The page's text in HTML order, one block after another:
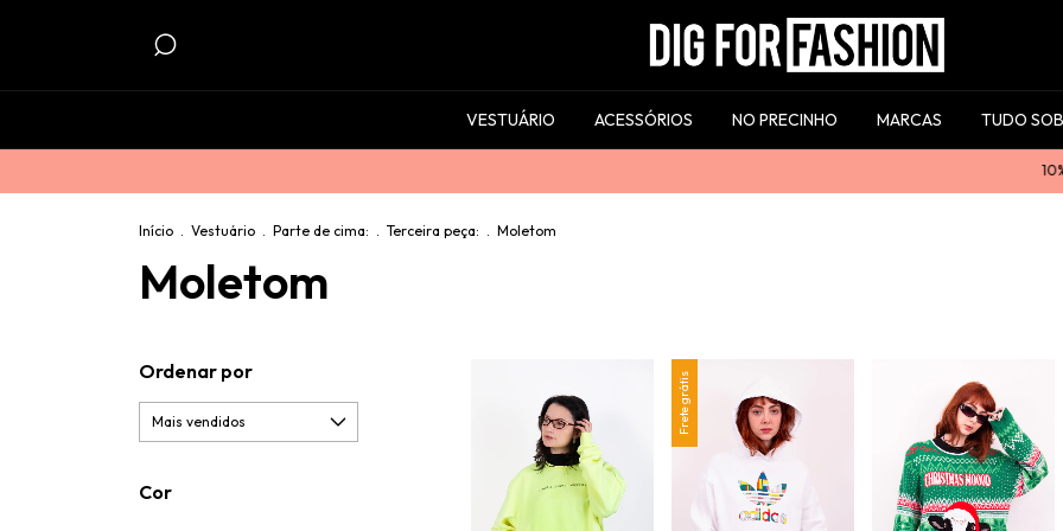
VESTUÁRIO ACESSÓRIOS NO PRECINHO MARCAS TUDO
10% OFF
Início . Vestuário . Parte de cima: . Terceira peça: . Moletom
Moletom
Ordenar por
Cor
Frete grátis